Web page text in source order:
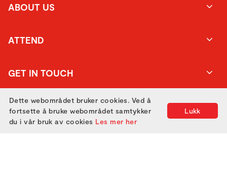
ABOUT US
ATTEND
GET IN TOUCH
Lukk
Dette webområdet bruker cookies. Ved å
fortsette å bruke webområdet samtykker
du i vår bruk av cookies Les mer her